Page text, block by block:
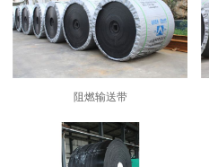
阻燃输送带